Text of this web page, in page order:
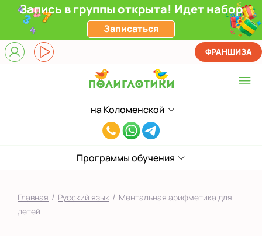
Запись в группы открыта! Идет набор
Записаться
на Коломенской
Выберите центр
Верхние Лихоборы
ЖК Прокшино
8(929)520-
80
ФРАНШИЗА
Программы обучения
Главная / Русский язык / Ментальная арифметика для
детей